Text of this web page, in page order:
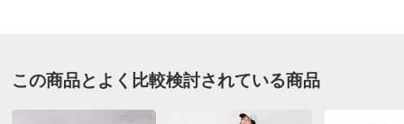
■賞味期間：常温3年
この商品とよく比較検討されている商品